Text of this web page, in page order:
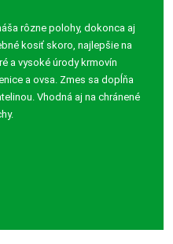
rôzne polohy, dokonca aj
kosiť skoro, najlepšie na
a vysoké úrody krmovín
a ovsa. Zmes sa dopĺňa
Vhodná aj na chránené